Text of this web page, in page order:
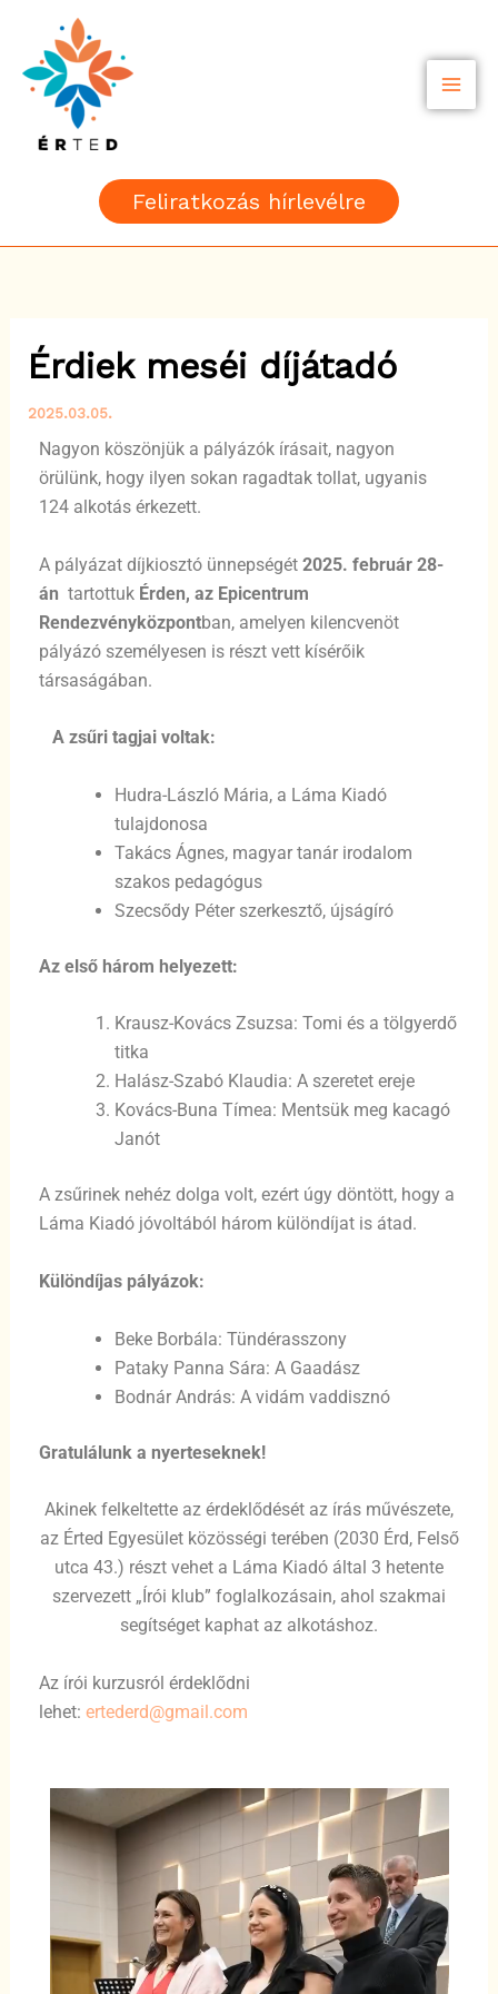
content
Feliratkozás hírlevélre
Érdiek meséi díjátadó
2025.03.05.
Nagyon köszönjük a pályázók írásait, nagyon
örülünk, hogy ilyen sokan ragadtak tollat, ugyanis
124 alkotás érkezett.
A pályázat díjkiosztó ünnepségét 2025. február 28-
án tartottuk Érden, az Epicentrum
Rendezvényközpontban, amelyen kilencvenöt
pályázó személyesen is részt vett kísérőik
társaságában.
A zsűri tagjai voltak:
Hudra-László Mária, a Láma Kiadó
tulajdonosa
Takács Ágnes, magyar tanár irodalom
szakos pedagógus
Szecsődy Péter szerkesztő, újságíró
Az első három helyezett:
Krausz-Kovács Zsuzsa: Tomi és a tölgyerdő
titka
Halász-Szabó Klaudia: A szeretet ereje
Kovács-Buna Tímea: Mentsük meg kacagó
Janót
A zsűrinek nehéz dolga volt, ezért úgy döntött, hogy a
Láma Kiadó jóvoltából három különdíjat is átad.
Különdíjas pályázok:
Beke Borbála: Tündérasszony
Pataky Panna Sára: A Gaadász
Bodnár András: A vidám vaddisznó
Gratulálunk a nyerteseknek!
Akinek felkeltette az érdeklődését az írás művészete,
az Érted Egyesület közösségi terében (2030 Érd, Felső
utca 43.) részt vehet a Láma Kiadó által 3 hetente
szervezett „Írói klub” foglalkozásain, ahol szakmai
segítséget kaphat az alkotáshoz.
Az írói kurzusról érdeklődni
lehet: ertederd@gmail.com